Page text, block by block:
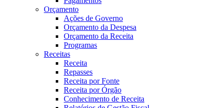
Orçamento
Ações de Governo
Orçamento da Despesa
Orçamento da Receita
Programas
Receitas
Receita
Repasses
Receita por Fonte
Receita por Órgão
Conhecimento de Receita